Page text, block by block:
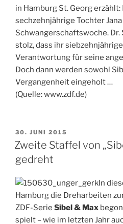
in Hamburg St. Georg erzählt:
sechzehnjährige Tochter
Schwangerschaftswoche.
stolz, dass ihr
Verantwortung für seine
Doch dann werden sowohl
Vergangenheit eingeholt …
(Quelle: www.zdf.de)
VERÖFFENTLICHT
AM
30. JUNI 2015
Zweite Staffel von
gedreht
In
Hamburg die Dreharbeiten
ZDF-Serie Sibel & Max
spielt – wie im letzten Jahr